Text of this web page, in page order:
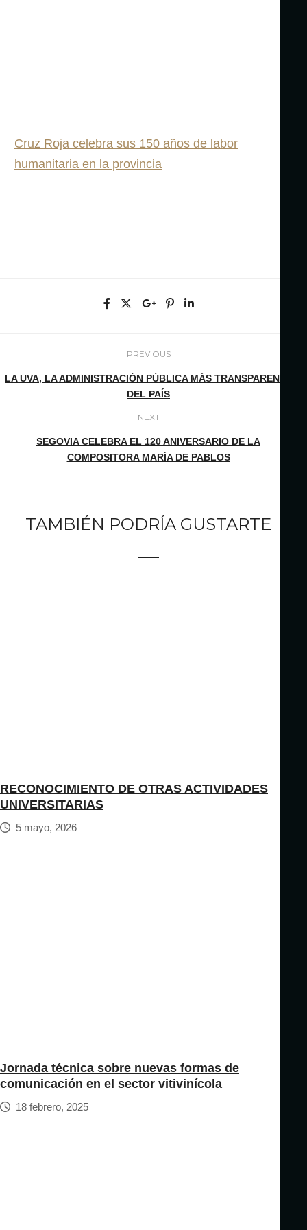
Cruz Roja celebra sus 150 años de labor
humanitaria en la provincia
PREVIOUS
LA UVA, LA ADMINISTRACIÓN PÚBLICA MÁS TRANSPARENTE
DEL PAÍS
NEXT
SEGOVIA CELEBRA EL 120 ANIVERSARIO DE LA
COMPOSITORA MARÍA DE PABLOS
TAMBIÉN PODRÍA GUSTARTE
RECONOCIMIENTO DE OTRAS ACTIVIDADES
UNIVERSITARIAS
5 mayo, 2026
Jornada técnica sobre nuevas formas de
comunicación en el sector vitivinícola
18 febrero, 2025